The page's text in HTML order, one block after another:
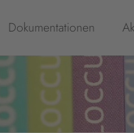
Dokumentationen